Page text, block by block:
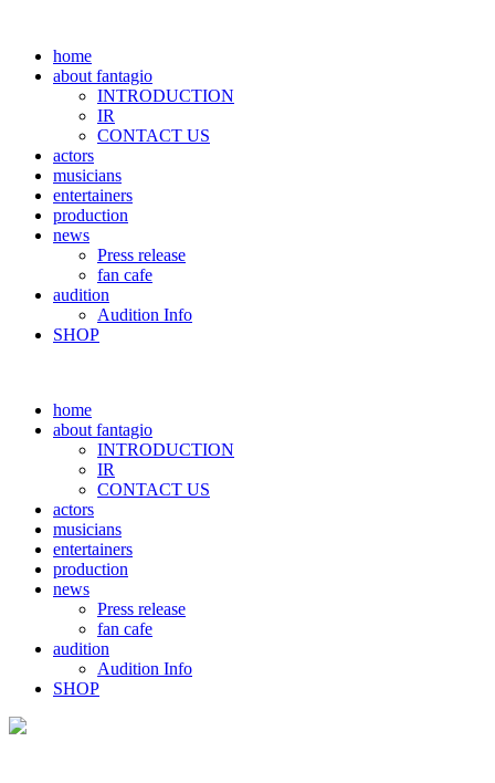
home
about fantagio
INTRODUCTION
IR
CONTACT US
actors
musicians
entertainers
production
news
Press release
fan cafe
audition
Audition Info
SHOP
home
about fantagio
INTRODUCTION
IR
CONTACT US
actors
musicians
entertainers
production
news
Press release
fan cafe
audition
Audition Info
SHOP